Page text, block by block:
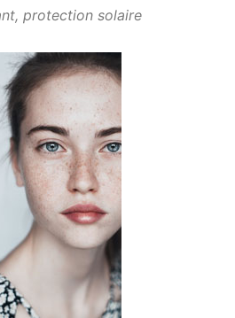
protection solaire